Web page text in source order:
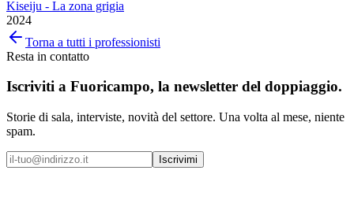
Kiseiju - La zona grigia
2024
Torna a tutti i professionisti
Resta in contatto
Iscriviti a Fuoricampo, la newsletter del doppiaggio.
Storie di sala, interviste, novità del settore. Una volta al mese, niente
spam.
Iscrivimi